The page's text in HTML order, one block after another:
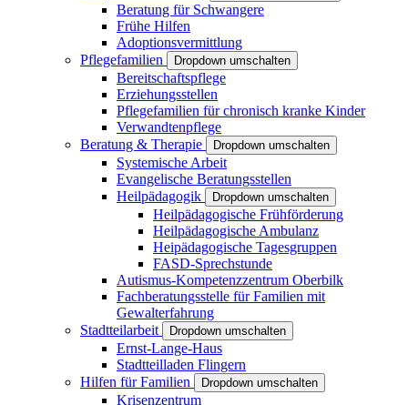
Beratung für Schwangere
Frühe Hilfen
Adoptionsvermittlung
Pflegefamilien
Dropdown umschalten
Bereitschaftspflege
Erziehungsstellen
Pflegefamilien für chronisch kranke Kinder
Verwandtenpflege
Beratung & Therapie
Dropdown umschalten
Systemische Arbeit
Evangelische Beratungsstellen
Heilpädagogik
Dropdown umschalten
Heilpädagogische Frühförderung
Heilpädagogische Ambulanz
Heipädagogische Tagesgruppen
FASD-Sprechstunde
Autismus-Kompetenzzentrum Oberbilk
Fachberatungsstelle für Familien mit
Gewalterfahrung
Stadtteilarbeit
Dropdown umschalten
Ernst-Lange-Haus
Stadtteilladen Flingern
Hilfen für Familien
Dropdown umschalten
Krisenzentrum